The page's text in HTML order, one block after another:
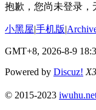
抱歉，您尚未登录，
小黑屋|手机版|
GMT+8, 2026-8-9
Powered by Discuz!
© 2015-2023